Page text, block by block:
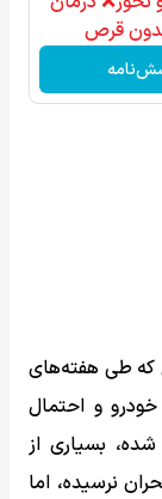
بدون قرص
که طی هفته‌های
و احتمال
شده، بسیاری از
نرسیده، اما